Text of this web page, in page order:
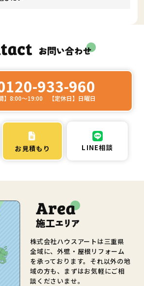
933-960
間】8:00～19:00 【定休日】日曜日
お見積もり LINE相談
株式会社ハウスアートは三重県
全域に、外壁・屋根リフォーム
を承っております。それ以外の地
域の方も、まずはお気軽にご相
談くださいませ。